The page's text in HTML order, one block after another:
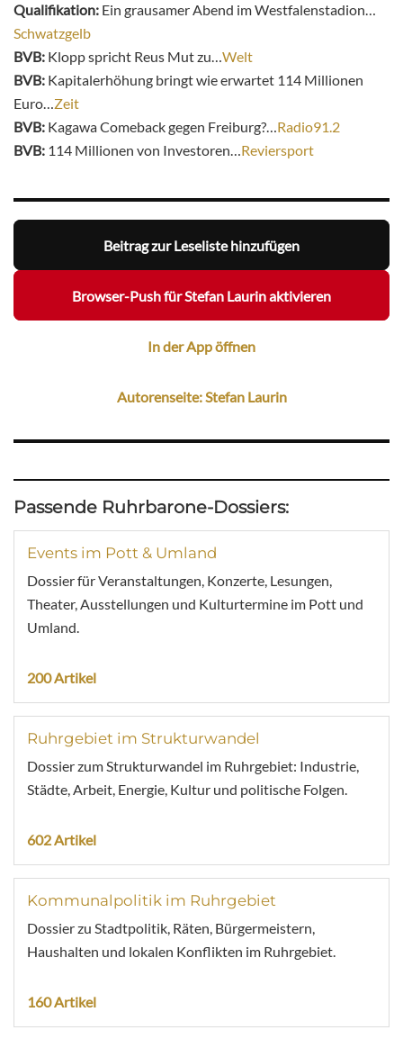
Qualifikation: Ein grausamer Abend im Westfalenstadion…
Schwatzgelb
BVB: Klopp spricht Reus Mut zu…Welt
BVB: Kapitalerhöhung bringt wie erwartet 114 Millionen
Euro…Zeit
BVB: Kagawa Comeback gegen Freiburg?…Radio91.2
BVB: 114 Millionen von Investoren…Reviersport
Beitrag zur Leseliste hinzufügen
Browser-Push für Stefan Laurin aktivieren
In der App öffnen
Autorenseite: Stefan Laurin
Passende Ruhrbarone-Dossiers:
Events im Pott & Umland
Dossier für Veranstaltungen, Konzerte, Lesungen,
Theater, Ausstellungen und Kulturtermine im Pott und
Umland.
200 Artikel
Ruhrgebiet im Strukturwandel
Dossier zum Strukturwandel im Ruhrgebiet: Industrie,
Städte, Arbeit, Energie, Kultur und politische Folgen.
602 Artikel
Kommunalpolitik im Ruhrgebiet
Dossier zu Stadtpolitik, Räten, Bürgermeistern,
Haushalten und lokalen Konflikten im Ruhrgebiet.
160 Artikel